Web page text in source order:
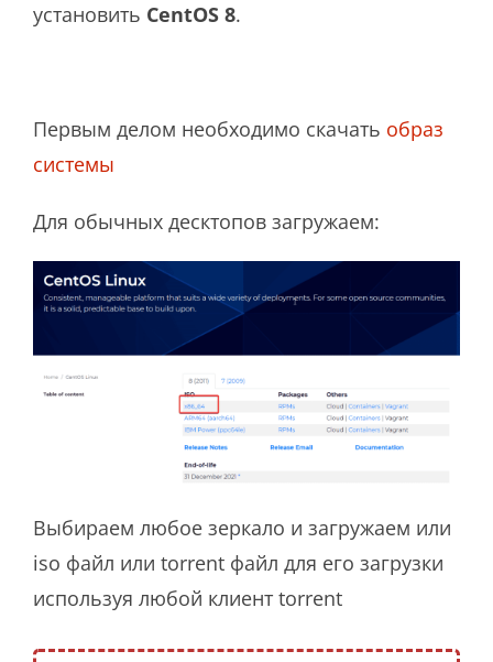
установить CentOS 8.
Первым делом необходимо скачать образ
системы
Для обычных десктопов загружаем:
Выбираем любое зеркало и загружаем или
iso файл или torrent файл для его загрузки
используя любой клиент torrent